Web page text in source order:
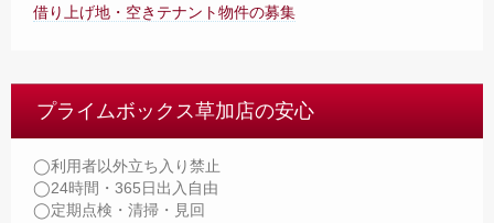
借り上げ地・空きテナント物件の募集
プライムボックス草加店の安心
◯利用者以外立ち入り禁止
◯24時間・365日出入自由
◯定期点検・清掃・見回